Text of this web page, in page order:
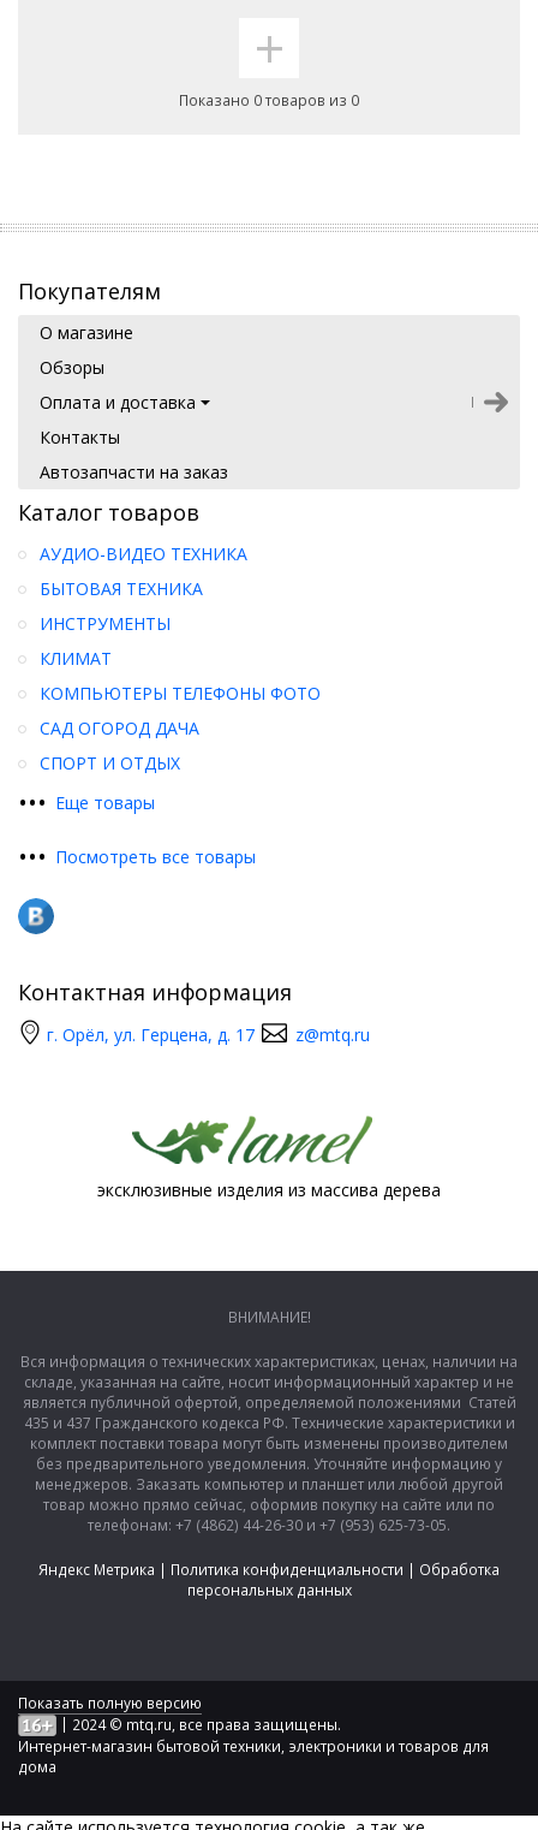
+
Показано 0 товаров из 0
Покупателям
О магазине
Обзоры
Оплата и доставка
Контакты
Автозапчасти на заказ
Каталог товаров
••• Еще товары
АУДИО-ВИДЕО ТЕХНИКА
БЫТОВАЯ ТЕХНИКА
ИНСТРУМЕНТЫ
КЛИМАТ
КОМПЬЮТЕРЫ ТЕЛЕФОНЫ ФОТО
САД ОГОРОД ДАЧА
СПОРТ И ОТДЫХ
••• Посмотреть все товары
Контактная информация
г. Орёл, ул. Герцена, д. 17 z@mtq.ru
эксклюзивные изделия из массива дерева
ВНИМАНИЕ!
Вся информация о технических характеристиках, ценах, наличии на
складе, указанная на сайте, носит информационный характер и не
является публичной офертой, определяемой положениями Статей
435 и 437 Гражданского кодекса РФ. Технические характеристики и
комплект поставки товара могут быть изменены производителем
без предварительного уведомления. Уточняйте информацию у
менеджеров. Заказать компьютер и планшет или любой другой
товар можно прямо сейчас, оформив покупку на сайте или по
телефонам: +7 (4862) 44-26-30 и +7 (953) 625-73-05.
Яндекс Метрика | Политика конфиденциальности | Обработка
персональных данных
Показать полную версию
| 2024 © mtq.ru, все права защищены.
Интернет-магазин бытовой техники, электроники и товаров для
дома